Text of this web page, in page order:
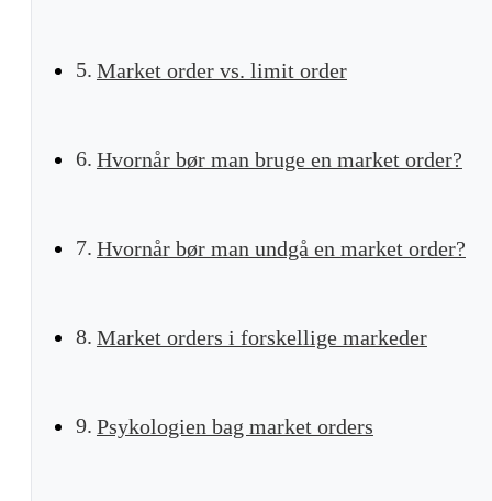
Market order vs. limit order
Hvornår bør man bruge en market order?
Hvornår bør man undgå en market order?
Market orders i forskellige markeder
Psykologien bag market orders